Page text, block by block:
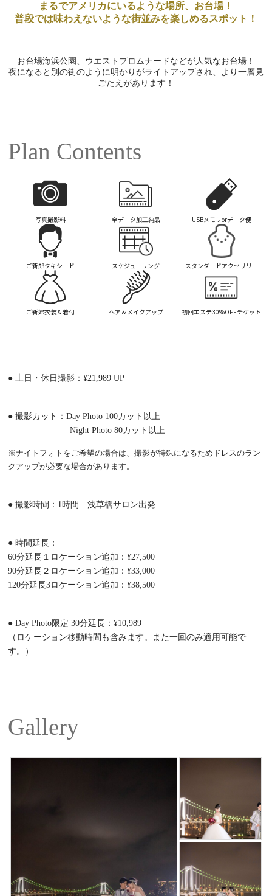
まるでアメリカにいるような場所、お台場！
普段では味わえないような街並みを楽しめるスポット！
お台場海浜公園、ウエストプロムナードなどが人気なお台場！
夜になると別の街のように明かりがライトアップされ、より一層見
ごたえがあります！
Plan Contents
写真撮影料 全データ加工納品 USBメモリorデータ便
ご新郎タキシード スケジューリング スタンダードアクセサリー
ご新婦衣装＆着付 ヘア＆メイクアップ 初回エステ30%OFFチケット
● 土日・休日撮影：¥21,989 UP
● 撮影カット：Day Photo 100カット以上
Night Photo 80カット以上
※ナイトフォトをご希望の場合は、撮影が特殊になるためドレスのラン
クアップが必要な場合があります。
● 撮影時間：1時間 浅草橋サロン出発
● 時間延長：
60分延長１ロケーション追加：¥27,500
90分延長２ロケーション追加：¥33,000
120分延長3ロケーション追加：¥38,500
● Day Photo限定 30分延長：¥10,989
（ロケーション移動時間も含みます。また一回のみ適用可能で
す。）
Gallery